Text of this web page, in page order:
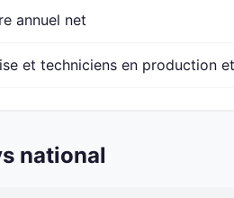
annuel net
et techniciens en production
national